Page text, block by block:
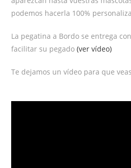
podemos hacerla 100%
La pegatina a Bordo se entrega
facilitar su pegado(ver vídeo)
Te dejamos un vídeo para que